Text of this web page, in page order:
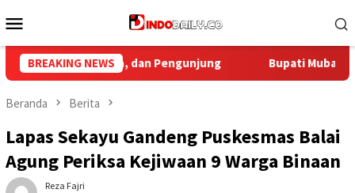
ke
Mobile
BREAKING NEWS
Bupati Muba Sambut Aspirasi Santun Gabungan Lembaga
Beranda Berita
Lapas Sekayu Gandeng Puskesmas Balai
Agung Periksa Kejiwaan 9 Warga Binaan
Reza Fajri